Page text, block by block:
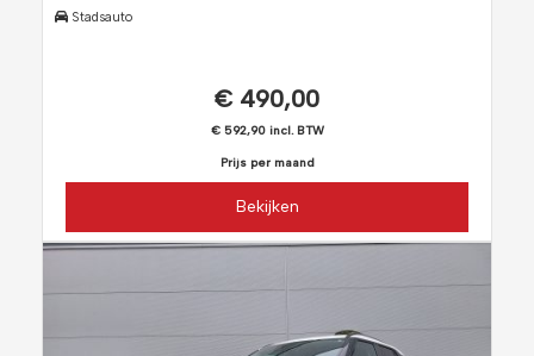
Stadsauto
€ 490,00
€ 592,90 incl. BTW
Prijs per maand
Bekijken